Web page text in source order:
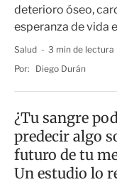
deterioro óseo,
esperanza de vida
Salud
3 min de lectura
Por:
Diego Durán
¿Tu sangre
predecir algo
futuro de tu
Un estudio lo